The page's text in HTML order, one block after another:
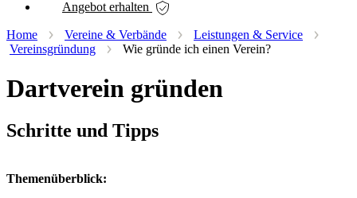
Angebot erhalten
Home Vereine & Verbände
Leistungen & Service
Vereinsgründung
Wie gründe ich einen Verein?
Dartverein gründen
Schritte und Tipps
Themenüberblick: